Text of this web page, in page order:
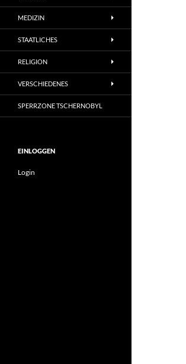
MEDIZIN
STAATLICHES
RELIGION
VERSCHIEDENES
SPERRZONE TSCHERNOBYL
EINLOGGEN
Login